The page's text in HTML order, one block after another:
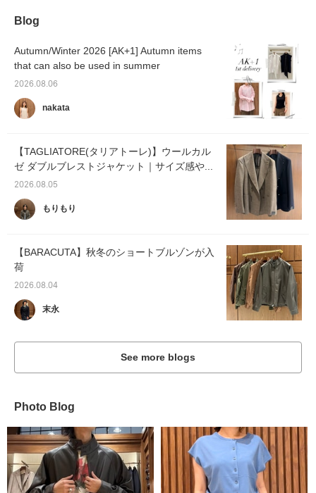
Blog
Autumn/Winter 2026 [AK+1] Autumn items
that can also be used in summer
2026.08.06
nakata
【TAGLIATORE(タリアトーレ)】ウールカル
ゼ ダブルブレストジャケット｜サイズ感や...
2026.08.05
もりもり
【BARACUTA】秋冬のショートブルゾンが入
荷
2026.08.04
末永
See more blogs
Photo Blog